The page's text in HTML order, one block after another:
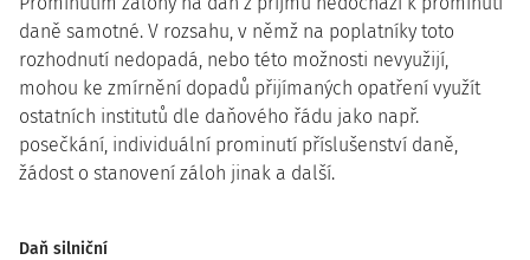
daně samotné. V rozsahu, v němž na poplatníky toto
rozhodnutí nedopadá, nebo této možnosti nevyužijí,
mohou ke zmírnění dopadů přijímaných opatření využít
ostatních institutů dle daňového řádu jako např.
posečkání, individuální prominutí příslušenství daně,
žádost o stanovení záloh jinak a další.
Daň silniční